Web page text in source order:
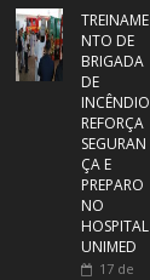
TREINAME
NTO DE
BRIGADA
DE
INCÊNDIO
REFORÇA
SEGURAN
ÇA E
PREPARO
NO
HOSPITAL
UNIMED
17 de